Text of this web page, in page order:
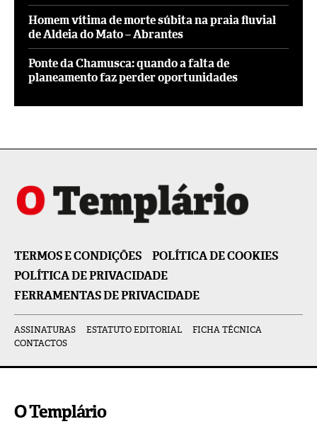
Homem vítima de morte súbita na praia fluvial
de Aldeia do Mato – Abrantes
Ponte da Chamusca: quando a falta de
planeamento faz perder oportunidades
TERMOS E CONDIÇÕES
POLÍTICA DE COOKIES
POLÍTICA DE PRIVACIDADE
FERRAMENTAS DE PRIVACIDADE
ASSINATURAS ESTATUTO EDITORIAL
FICHA TÉCNICA
CONTACTOS
O Templário